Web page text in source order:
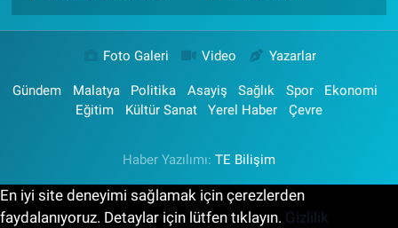
Foto Galeri Video Yazarlar
Gündem Malatya Politika Asayiş Sağlık Spor
Ekonomi
Eğitim
Kültür Sanat Yerel Haber Çevre
Haber Yazılımı: TE Bilişim
En iyi site deneyimi sağlamak için çerezlerden
faydalanıyoruz. Detaylar için lütfen tıklayın. Gizlilik